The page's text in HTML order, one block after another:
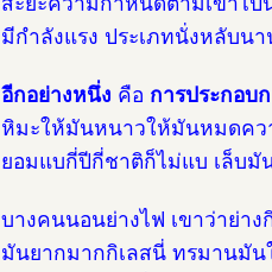
มีกำลังแรง ประเภทนั่งหลับน
อีกอย่างหนึ่ง คือ การประกอบ
หิมะให้มันหนาวให้มันหมดคว
ยอมแบกี่ปีกี่ชาติก็ไม่แบ เล็บมั
บางคนนอนย่างไฟ เขาว่าย่าง
มันยากมากกิเลสนี่ ทรมานมั